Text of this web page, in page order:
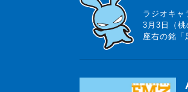
ラジオキャ
3月3日（桃
座右の銘「